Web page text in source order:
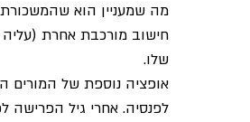
מה שמעניין הוא
חישוב מורכבת אחרת (עליה
שלו.
אופציה נוספת של המורים
לפנסיה. אחרי גיל